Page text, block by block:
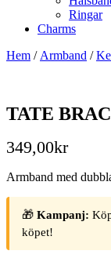
Ringar
Charms
Hem / Armband /
TATE
349,00kr
Armband med
🎁 Kampanj:
köpet!